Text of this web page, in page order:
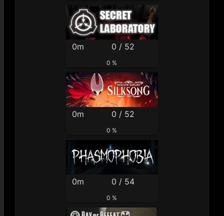
0m 0 / 52
0 %
0m 0 / 52
0 %
0m 0 / 54
0 %